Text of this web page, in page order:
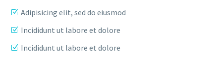
Adipisicing elit, sed do eiusmod
Incididunt ut labore et dolore
Incididunt ut labore et dolore